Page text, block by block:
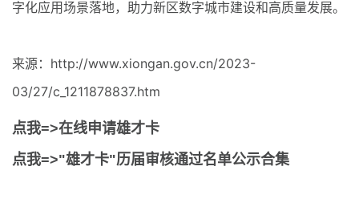
字化应用场景落地，助力新区数字城市建设和高质量发展。
来源：http://www.xiongan.gov.cn/2023-
03/27/c_1211878837.htm
点我=>在线申请雄才卡
点我=>"雄才卡"历届审核通过名单公示合集